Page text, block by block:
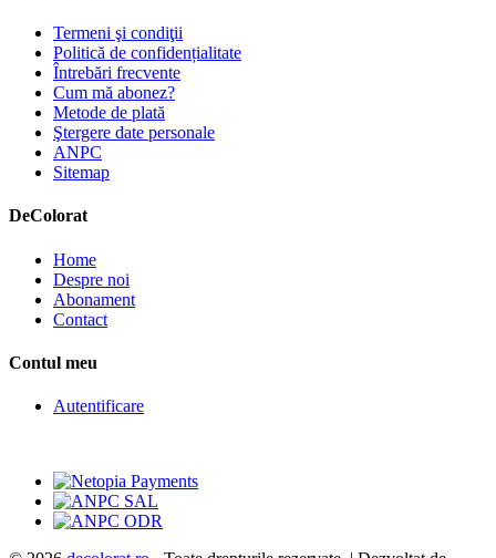
Termeni şi condiţii
Politică de confidențialitate
Întrebări frecvente
Cum mă abonez?
Metode de plată
Ştergere date personale
ANPC
Sitemap
DeColorat
Home
Despre noi
Abonament
Contact
Contul meu
Autentificare